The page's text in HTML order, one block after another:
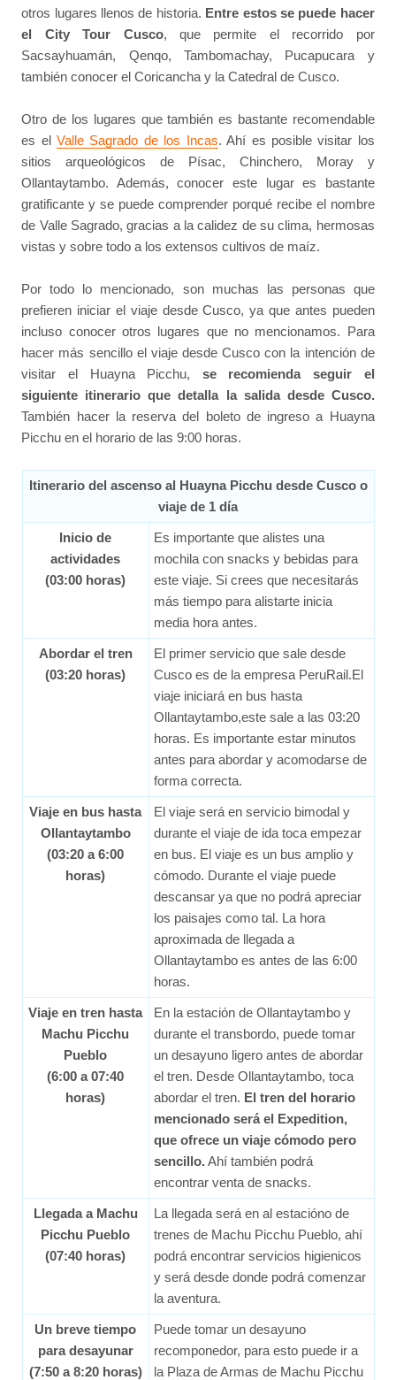
otros lugares llenos de historia. Entre estos se puede hacer
el City Tour Cusco, que permite el recorrido por
Sacsayhuamán, Qenqo, Tambomachay, Pucapucara y
también conocer el Coricancha y la Catedral de Cusco.
Otro de los lugares que también es bastante recomendable
es elValle Sagrado de los Incas. Ahí es posible visitar los
sitios arqueológicos de Písac, Chinchero, Moray y
Ollantaytambo. Además, conocer este lugar es bastante
gratificante y se puede comprender porqué recibe el nombre
de Valle Sagrado, gracias a la calidez de su clima, hermosas
vistas y sobre todo a los extensos cultivos de maíz.
Por todo lo mencionado, son muchas las personas que
prefieren iniciar el viaje desde Cusco, ya que antes pueden
incluso conocer otros lugares que no mencionamos. Para
hacer más sencillo el viaje desde Cusco con la intención de
visitar el Huayna Picchu, se recomienda seguir el
siguiente itinerario que detalla la salida desde Cusco.
También hacer la reserva del boleto de ingreso a Huayna
Picchu en el horario de las 9:00 horas.
Itinerario del ascenso al Huayna Picchu desde Cusco o
viaje de 1 día
Inicio de
actividades
(03:00 horas)
Es importante que alistes una
mochila con snacks y bebidas para
este viaje. Si crees que necesitarás
más tiempo para alistarte inicia
media hora antes.
Abordar el tren
(03:20 horas)
El primer servicio que sale desde
Cusco es de la empresa PeruRail.El
viaje iniciará en bus hasta
Ollantaytambo,este sale a las 03:20
horas. Es importante estar minutos
antes para abordar y acomodarse de
forma correcta.
Viaje en bus hasta
Ollantaytambo
(03:20 a 6:00
horas)
El viaje será en servicio bimodal y
durante el viaje de ida toca empezar
en bus. El viaje es un bus amplio y
cómodo. Durante el viaje puede
descansar ya que no podrá apreciar
los paisajes como tal. La hora
aproximada de llegada a
Ollantaytambo es antes de las 6:00
horas.
Viaje en tren hasta
Machu Picchu
Pueblo
(6:00 a 07:40
horas)
En la estación de Ollantaytambo y
durante el transbordo, puede tomar
un desayuno ligero antes de abordar
el tren. Desde Ollantaytambo, toca
abordar el tren. El tren del horario
mencionado será el Expedition,
que ofrece un viaje cómodo pero
sencillo.Ahí también podrá
encontrar venta de snacks.
Llegada a Machu
Picchu Pueblo
(07:40 horas)
La llegada será en al estacióno de
trenes de Machu Picchu Pueblo, ahí
podrá encontrar servicios higienicos
y será desde donde podrá comenzar
la aventura.
Un breve tiempo
para desayunar
(7:50 a 8:20 horas)
Puede tomar un desayuno
recomponedor, para esto puede ir a
la Plaza de Armas de Machu Picchu